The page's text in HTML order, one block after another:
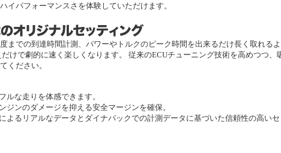
イパフォーマンスさを体験していただけます。
までの到達時間計測、パワーやトルクのピーク時間を出来るだけ長く取れる
けで劇的に速く楽しくなります。 従来のECUチューニング技術を高めつつ、
ください。
ルな走りを体感できます。
ンのダメージを抑える安全マージンを確保。
よるリアルなデータとダイナパックでの計測データに基づいた信頼性の高い